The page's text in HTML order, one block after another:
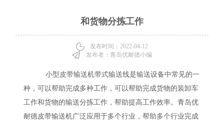
和货物分拣工作
发布时间：2022-04-12
发布者：青岛优耐德小编
小型皮带输送机带式输送线是输送设备中常见的一
种，可以帮助完成多种工作，可以帮助完成货物的装卸车
工作和货物的输送分拣工作，帮助提高工作效率。青岛优
耐德皮带输送机广泛应用于多个行业，帮助多个行业完成